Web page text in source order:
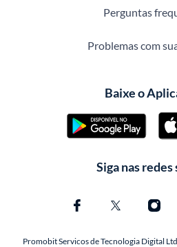
Perguntas
Problemas com
Baixe o
Siga nas redes
Promobit Servicos de Tecnologia Digital